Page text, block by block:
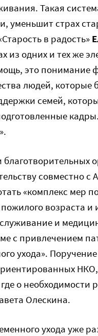
Такая
уменьшит страх
в радость»
из одних и тех же
это понимание
людей, которые
семей,
благотворительных
совместно с
«комплекс мер
возраста
и
с привлечением
ухода».
НКО,
о необходимости
Олескина.
ухода уже